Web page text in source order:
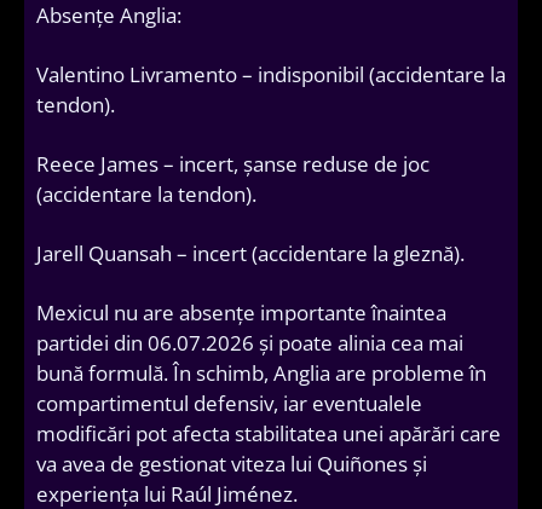
Absențe Anglia:
Valentino Livramento – indisponibil (accidentare la
tendon).
Reece James – incert, șanse reduse de joc
(accidentare la tendon).
Jarell Quansah – incert (accidentare la gleznă).
Mexicul nu are absențe importante înaintea
partidei din 06.07.2026 și poate alinia cea mai
bună formulă. În schimb, Anglia are probleme în
compartimentul defensiv, iar eventualele
modificări pot afecta stabilitatea unei apărări care
va avea de gestionat viteza lui Quiñones și
experiența lui Raúl Jiménez.